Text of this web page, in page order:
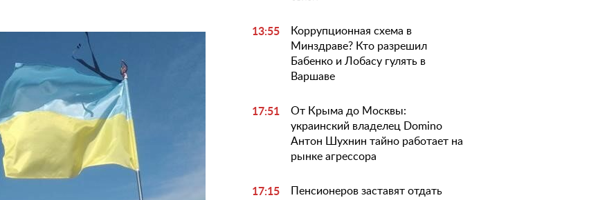
13:55
Коррупционная схема в
Минздраве? Кто разрешил
Бабенко и Лобасу гулять в
Варшаве
17:51
От Крыма до Москвы:
украинский владелец Domino
Антон Шухнин тайно работает на
рынке агрессора
17:15
Пенсионеров заставят отдать